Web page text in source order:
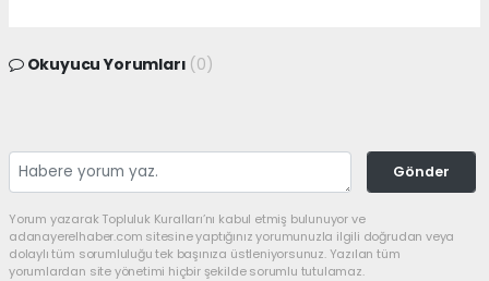
Okuyucu Yorumları (0)
Gönder
Yorum yazarak Topluluk Kuralları’nı kabul etmiş bulunuyor ve
adanayerelhaber.com sitesine yaptığınız yorumunuzla ilgili doğrudan veya
dolaylı tüm sorumluluğu tek başınıza üstleniyorsunuz. Yazılan tüm
yorumlardan site yönetimi hiçbir şekilde sorumlu tutulamaz.